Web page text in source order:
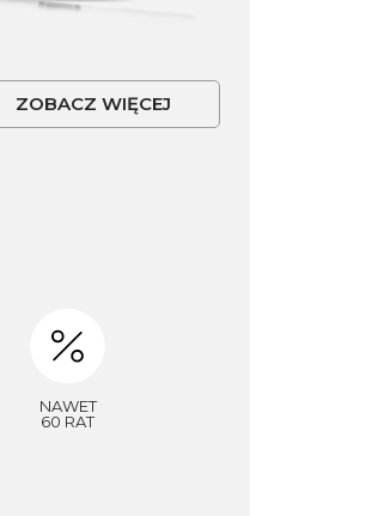
ZOBACZ WIĘCEJ
NAWET
60 RAT